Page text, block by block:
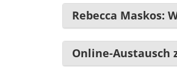
Rebecca Maskos:
Online-Austausch